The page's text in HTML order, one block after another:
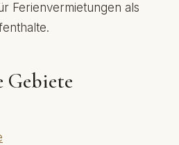
Ferienvermietungen als
Gebiete